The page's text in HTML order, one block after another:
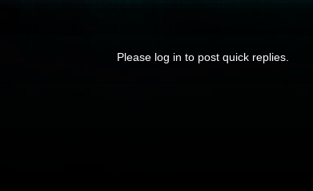
Please log in to post quick replies.